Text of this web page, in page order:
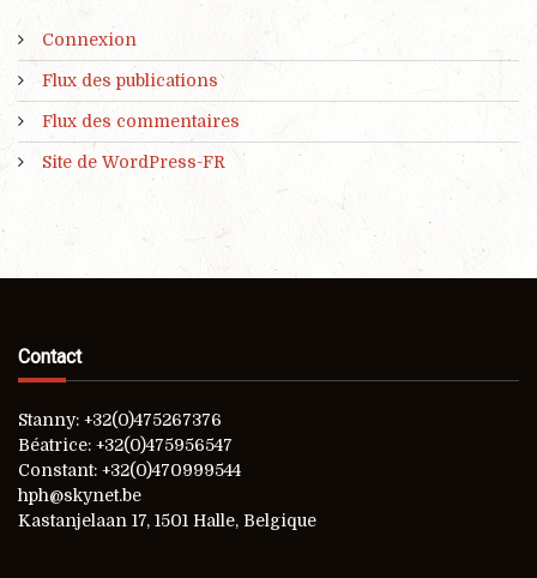
Connexion
Flux des publications
Flux des commentaires
Site de WordPress-FR
Contact
Stanny: +32(0)475267376
Béatrice: +32(0)475956547
Constant: +32(0)470999544
hph@skynet.be
Kastanjelaan 17, 1501 Halle, Belgique